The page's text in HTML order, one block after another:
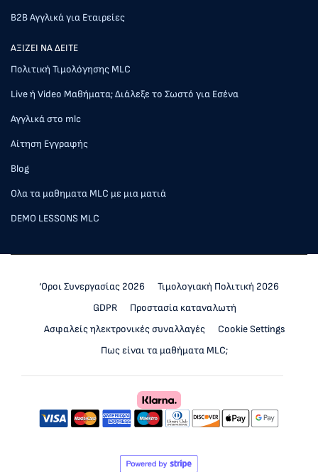
Β2Β Αγγλικά για Εταιρείες
AΞΙΖΕΙ ΝΑ ΔΕΙΤΕ
Πολιτική Τιμολόγησης MLC
Live ή Video Μαθήματα; Διάλεξε το Σωστό για Εσένα
Αγγλικά στο mlc
Αίτηση Εγγραφής
Blog
Ολα τα μαθηματα MLC με μια ματιά
DEMO LESSONS MLC
‘Οροι Συνεργασίας 2026
Τιμολογιακή Πολιτική 2026
GDPR
Προστασία καταναλωτή
Ασφαλείς ηλεκτρονικές συναλλαγές
Cookie Settings
Πως είναι τα μαθήματα MLC;